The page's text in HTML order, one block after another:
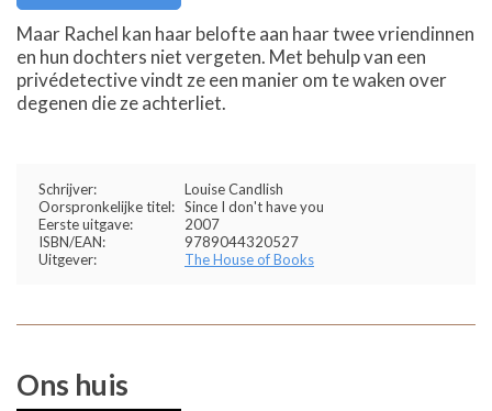
Maar Rachel kan haar belofte aan haar twee vriendinnen
en hun dochters niet vergeten. Met behulp van een
privédetective vindt ze een manier om te waken over
degenen die ze achterliet.
Schrijver:
Louise Candlish
Oorspronkelijke titel: Since I don't have you
Eerste uitgave:
2007
ISBN/EAN:
9789044320527
Uitgever:
The House of Books
Ons huis